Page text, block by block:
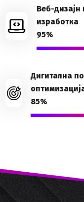
Веб-дизајн
изработка
95%
Дигитална
85%